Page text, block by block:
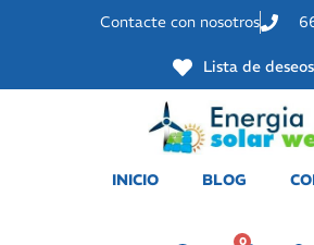
Contacte con nosotros
Lista de deseos
INICIO BLOG
0